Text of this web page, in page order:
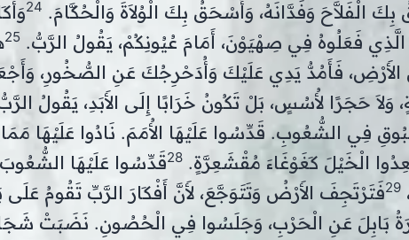
الْفَلاَّحَ وَفَدَّانَهُ، وَأَسْحَقُ بِكَ الْوُلاَةَ وَالْحُكَّامَ. 24
فَعَلُوهُ فِي صِهْيَوْنَ، أَمَامَ عُيُونِكُمْ، يَقُولُ الرَّبُّ.25
الأَرْضِ، فَأَمُدُّ يَدِي عَلَيْكَ وَأُدَحْرِجُكَ عَنِ الصُّخُورِ،
وَلاَ حَجَرًا لأُسُسٍ، بَلْ تَكُونُ خَرَابًا إِلَى الأَبَدِ، يَقُولُ
فِي الشُّعُوبِ. قَدِّسُوا عَلَيْهَا الأُمَمَ. نَادُوا عَلَيْهَا
الْخَيْلَ كَغَوْغَاءَ مُقْشَعِرَّةٍ.28قَدِّسُوا عَلَيْهَا
29فَتَرْتَجِفَ الأَرْضُ وَتَتَوَجَّعَ، لأَنَّ أَفْكَارَ الرَّبِّ تَقُومُ عَلَى
بَابِلَ عَنِ الْحَرْبِ، وَجَلَسُوا فِي الْحُصُونِ. نَضَبَتْ